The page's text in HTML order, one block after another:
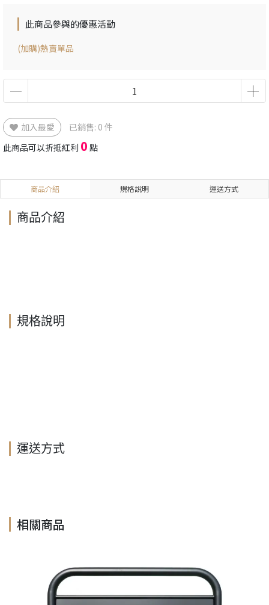
此商品參與的優惠活動
(加購)熱賣單品
加入最愛
已銷售: 0 件
此商品可以折抵紅利 0 點
商品介紹 規格說明 運送方式
商品介紹
規格說明
運送方式
相關商品